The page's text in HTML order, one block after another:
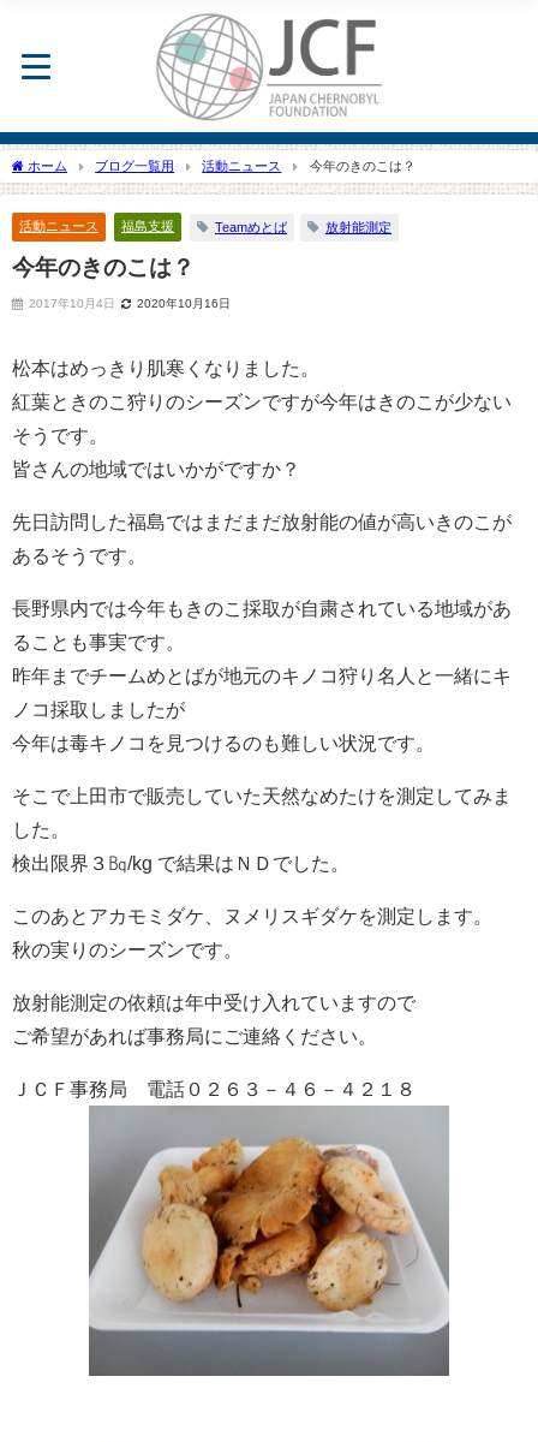
ホーム ブログ一覧用 活動ニュース 今年のきのこは？
活動ニュース 福島支援 Teamめとば 放射能測定
今年のきのこは？
2017年10月4日 2020年10月16日
松本はめっきり肌寒くなりました。
紅葉ときのこ狩りのシーズンですが今年はきのこが少ない
そうです。
皆さんの地域ではいかがですか？
先日訪問した福島ではまだまだ放射能の値が高いきのこが
あるそうです。
長野県内では今年もきのこ採取が自粛されている地域があ
ることも事実です。
昨年までチームめとばが地元のキノコ狩り名人と一緒にキ
ノコ採取しましたが
今年は毒キノコを見つけるのも難しい状況です。
そこで上田市で販売していた天然なめたけを測定してみま
した。
検出限界３㏃/kg で結果はＮＤでした。
このあとアカモミダケ、ヌメリスギダケを測定します。
秋の実りのシーズンです。
放射能測定の依頼は年中受け入れていますので
ご希望があれば事務局にご連絡ください。
ＪＣＦ事務局 電話０２６３－４６－４２１８